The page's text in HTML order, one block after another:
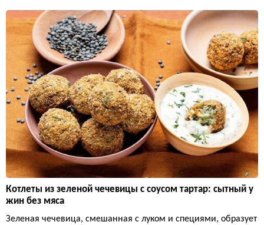
Котлеты из зеленой чечевицы с соусом тартар: сытный у
жин без мяса
Зеленая чечевица, смешанная с луком и специями, образует